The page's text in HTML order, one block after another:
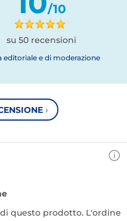
/10
su 50 recensioni
editoriale e di moderazione
›
questo prodotto. L'ordine